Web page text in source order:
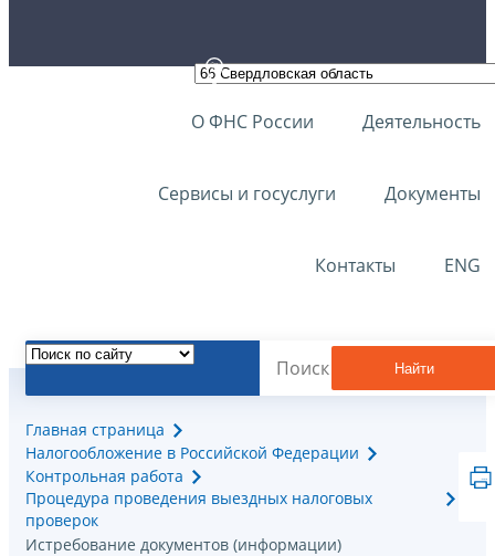
О ФНС России Деятельность
Сервисы и госуслуги Документы
Контакты ENG
Найти
Главная страница
Налогообложение в Российской Федерации
Контрольная работа
Процедура проведения выездных налоговых
проверок
Истребование документов (информации)